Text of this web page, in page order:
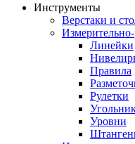
Инструменты
Верстаки и
Линейки
Правила
Рулетки
Уровни